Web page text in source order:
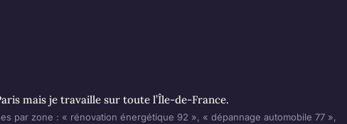
mais je travaille sur toute l’Île-de-France.
par zone : « rénovation énergétique 92 », « dépannage automobile 77 »,